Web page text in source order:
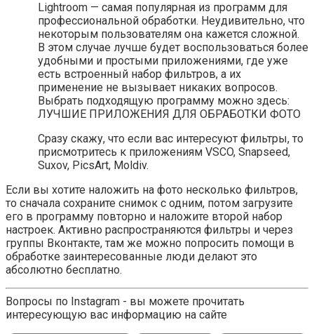
Lightroom — самая популярная из программ для
профессиональной обработки. Неудивительно, что
некоторым пользователям она кажется сложной.
В этом случае лучше будет воспользоваться более
удобными и простыми приложениями, где уже
есть встроенный набор фильтров, а их
применение не вызывает никаких вопросов.
Выбрать подходящую программу можно здесь:
ЛУЧШИЕ ПРИЛОЖЕНИЯ ДЛЯ ОБРАБОТКИ ФОТО
Сразу скажу, что если вас интересуют фильтры, то
присмотритесь к приложениям VSCO, Snapseed,
Suxov, PicsArt, Moldiv.
Если вы хотите наложить на фото несколько фильтров,
то сначала сохраните снимок с одним, потом загрузите
его в программу повторно и наложите второй набор
настроек. Активно распространяются фильтры и через
группы Вконтакте, там же можно попросить помощи в
обработке заинтересованные люди делают это
абсолютно бесплатно.
Вопросы по Instagram - вы можете прочитать
интересующую вас информацию на сайте